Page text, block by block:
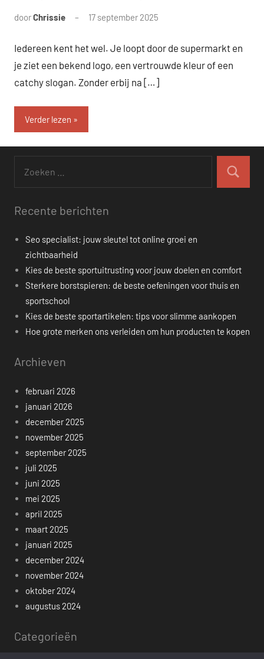
doorChrissie 17 september 2025
Iedereen kent het wel. Je loopt door de supermarkt en
je ziet een bekend logo, een vertrouwde kleur of een
catchy slogan. Zonder erbij na […]
Verder lezen
naar:
Zoeken
Recente berichten
Seo specialist: jouw sleutel tot online groei en
zichtbaarheid
Kies de beste sportuitrusting voor jouw doelen en comfort
Sterkere borstspieren: de beste oefeningen voor thuis en
sportschool
Kies de beste sportartikelen: tips voor slimme aankopen
Hoe grote merken ons verleiden om hun producten te kopen
Archieven
februari 2026
januari 2026
december 2025
november 2025
september 2025
juli 2025
juni 2025
mei 2025
april 2025
maart 2025
januari 2025
december 2024
november 2024
oktober 2024
augustus 2024
Categorieën